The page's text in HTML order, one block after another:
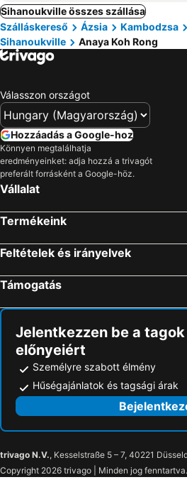
Sihanoukville összes szállása
Szálláskereső
Ázsia Kambodzsa
Sihanoukville
Anaya Koh Rong
Válasszon országot
Hozzáadás a Google-hoz
Könnyen megtalálhatja
eredményeinket: adja hozzá a trivagót
preferált forrásként a Google-höz.
Vállalat
Termékeink
Feltételek és irányelvek
Támogatás
Jelentkezzen be a
előnyeiért
Személyre szabott élmény
Hűségajánlatok és tagsági árak
trivago N.V., Kesselstraße 5 – 7, 40221
Copyright 2026 trivago | Minden jog fenntartva.